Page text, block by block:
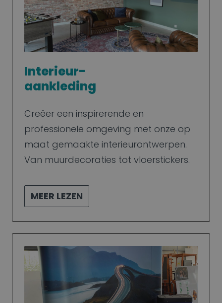
Interieur-
aankleding
Creëer een inspirerende en
professionele omgeving met onze op
maat gemaakte interieurontwerpen.
Van muurdecoraties tot vloerstickers.
MEER LEZEN